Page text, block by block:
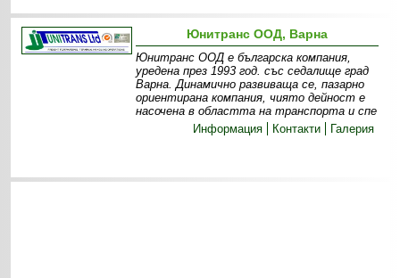
Юнитранс ООД, Варна
Юнитранс ООД е българска компания,
уредена през 1993 год. със седалище град
Варна. Динамично развиваща се, пазарно
ориентирана компания, чиято дейност е
насочена в областта на транспорта и спе
Информация
Контакти Галерия